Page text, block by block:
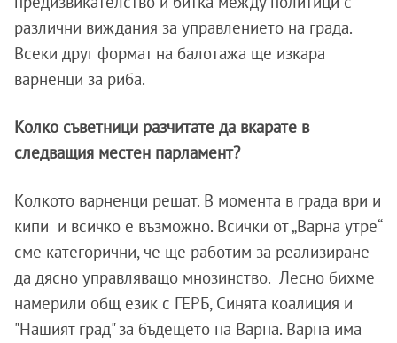
различни виждания за управлението на града.
Всеки друг формат на балотажа ще изкара
варненци за риба.
Колко съветници разчитате да вкарате в
следващия местен парламент?
Колкото варненци решат. В момента в града ври и
кипи и всичко е възможно. Всички от „Варна утре“
сме категорични, че ще работим за реализиране
да дясно управляващо мнозинство. Лесно бихме
намерили общ език с ГЕРБ, Синята коалиция и
"Нашият град" за бъдещето на Варна. Варна има